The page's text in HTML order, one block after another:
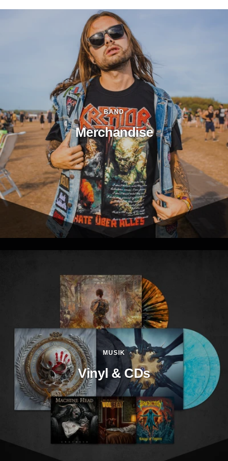
BAND
Merchandise
MUSIK
Vinyl & CDs